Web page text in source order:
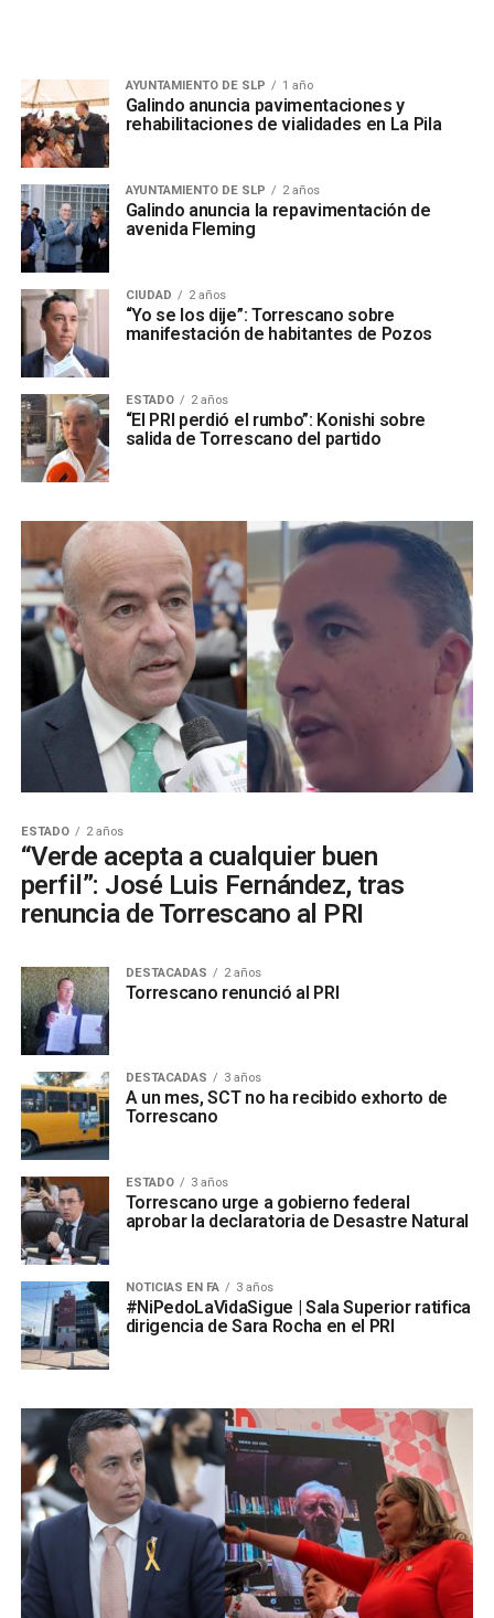
AYUNTAMIENTO DE SLP 1 año
Galindo anuncia pavimentaciones y
rehabilitaciones de vialidades en La Pila
AYUNTAMIENTO DE SLP 2 años
Galindo anuncia la repavimentación de
avenida Fleming
CIUDAD 2 años
“Yo se los dije”: Torrescano sobre
manifestación de habitantes de Pozos
ESTADO 2 años
“El PRI perdió el rumbo”: Konishi sobre
salida de Torrescano del partido
ESTADO 2 años
“Verde acepta a cualquier buen
perfil”: José Luis Fernández, tras
renuncia de Torrescano al PRI
DESTACADAS 2 años
Torrescano renunció al PRI
DESTACADAS 3 años
A un mes, SCT no ha recibido exhorto de
Torrescano
ESTADO 3 años
Torrescano urge a gobierno federal
aprobar la declaratoria de Desastre Natural
NOTICIAS EN FA 3 años
#NiPedoLaVidaSigue | Sala Superior ratifica
dirigencia de Sara Rocha en el PRI